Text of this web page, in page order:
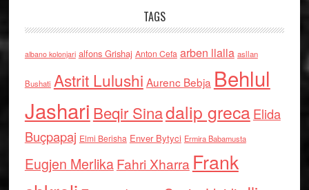
TAGS
albano kolonjari alfons Grishaj Anton Cefa arben llalla asllan
Bushati Astrit Lulushi Aurenc Bebja Behlul
Jashari Beqir Sinadalip grecaElida
Buçpapaj Elmi Berisha Enver Bytyci Ermira Babamusta
Eugjen MerlikaFahri Xharra Frank